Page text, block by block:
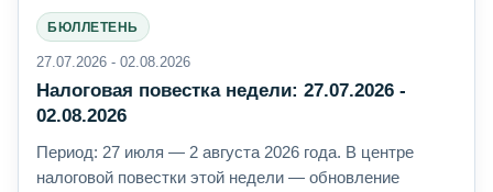
БЮЛЛЕТЕНЬ
27.07.2026 - 02.08.2026
Налоговая повестка недели: 27.07.2026 -
02.08.2026
Период: 27 июля — 2 августа 2026 года. В центре
налоговой повестки этой недели — обновление